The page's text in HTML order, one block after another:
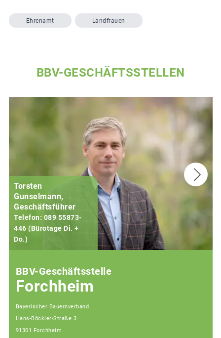
Ehrenamt Landfrauen
BBV-GESCHÄFTSSTELLEN
Torsten
Gunselmann,
Geschäftsführer
Telefon: 089 55873-
446 (Bürotage Di. +
Do.)
BBV-Geschäftsstelle
Forchheim
Bayerischer Bauernverband
Hans-Böckler-Straße 3
91301 Forchheim